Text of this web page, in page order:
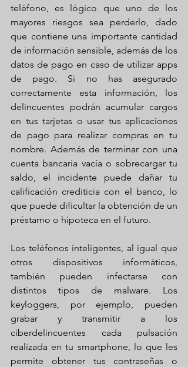
teléfono, es lógico que uno de los
mayores riesgos sea perderlo, dado
que contiene una importante cantidad
de información sensible, además de los
datos de pago en caso de utilizar apps
de pago. Si no has asegurado
correctamente esta información, los
delincuentes podrán acumular cargos
en tus tarjetas o usar tus aplicaciones
de pago para realizar compras en tu
nombre. Además de terminar con una
cuenta bancaria vacía o sobrecargar tu
saldo, el incidente puede dañar tu
calificación crediticia con el banco, lo
que puede dificultar la obtención de un
préstamo o hipoteca en el futuro.
Los teléfonos inteligentes, al igual que
otros dispositivos informáticos,
también pueden infectarse con
distintos tipos de malware. Los
keyloggers, por ejemplo, pueden
grabar y transmitir a los
ciberdelincuentes cada pulsación
realizada en tu smartphone, lo que les
permite obtener tus contraseñas o